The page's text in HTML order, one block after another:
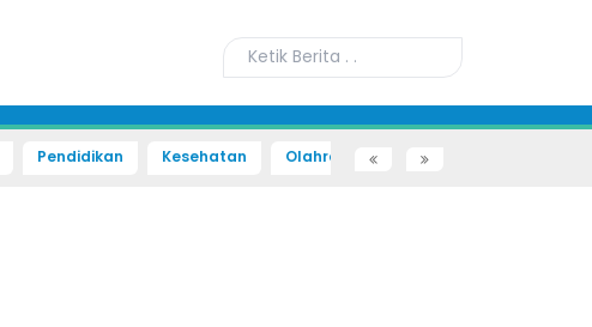
Pendidikan Kesehatan Olahraga Sains dan Teknologi